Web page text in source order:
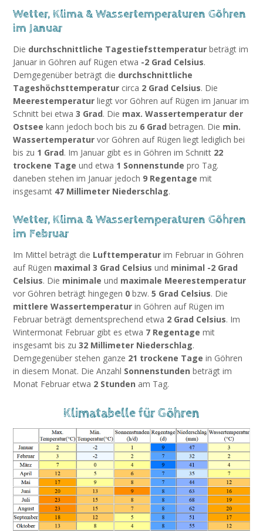
Wetter, Klima & Wassertemperaturen Göhren
im Januar
Die durchschnittliche Tagestiefsttemperatur beträgt im
Januar in Göhren auf Rügen etwa -2 Grad Celsius.
Demgegenüber beträgt die durchschnittliche
Tageshöchsttemperatur circa 2 Grad Celsius. Die
Meerestemperatur liegt vor Göhren auf Rügen im Januar im
Schnitt bei etwa3 Grad. Die max. Wassertemperatur der
Ostsee kann jedoch boch bis zu 6 Grad betragen. Die min.
Wassertemperatur vor Göhren auf Rügen liegt lediglich bei
bis zu 1 Grad. Im Januar gibt es in Göhren im Schnitt 22
trockene Tage und etwa 1 Sonnenstunde pro Tag.
daneben stehen im Januar jedoch 9 Regentage mit
insgesamt 47 Millimeter Niederschlag.
Wetter, Klima & Wassertemperaturen Göhren
im Februar
Im Mittel beträgt die Lufttemperatur im Februar in Göhren
auf Rügen maximal 3 Grad Celsius und minimal -2 Grad
Celsius. Die minimale und maximale Meerestemperatur
vor Göhren beträgt hingegen 0 bzw.5 Grad Celsius. Die
mittlere Wassertemperatur in Göhren auf Rügen im
Februar beträgt dementsprechend etwa 2 Grad Celsius. Im
Wintermonat Februar gibt es etwa 7 Regentage mit
insgesamt bis zu32 Millimeter Niederschlag.
Demgegenüber stehen ganze 21 trockene Tage in Göhren
in diesem Monat. Die Anzahl Sonnenstunden beträgt im
Monat Februar etwa 2 Stunden am Tag.
Klimatabelle für Göhren